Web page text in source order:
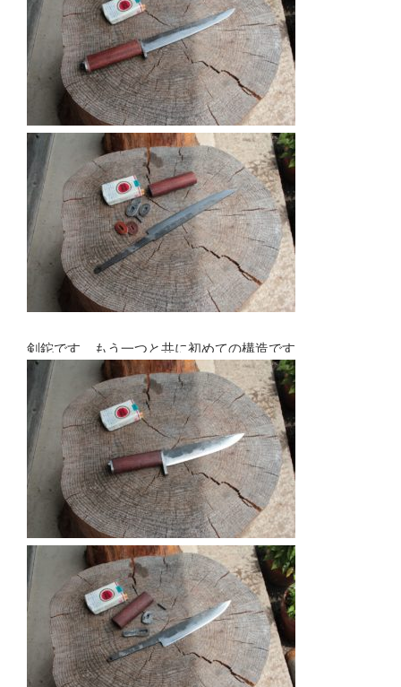
剣鉈です もう一つと共に初めての構造です